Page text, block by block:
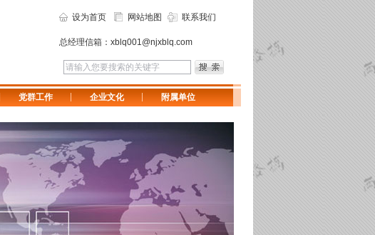
设为首页 网站地图 联系我们
总经理信箱： xblq001@njxblq.com
党群工作 企业文化 附属单位